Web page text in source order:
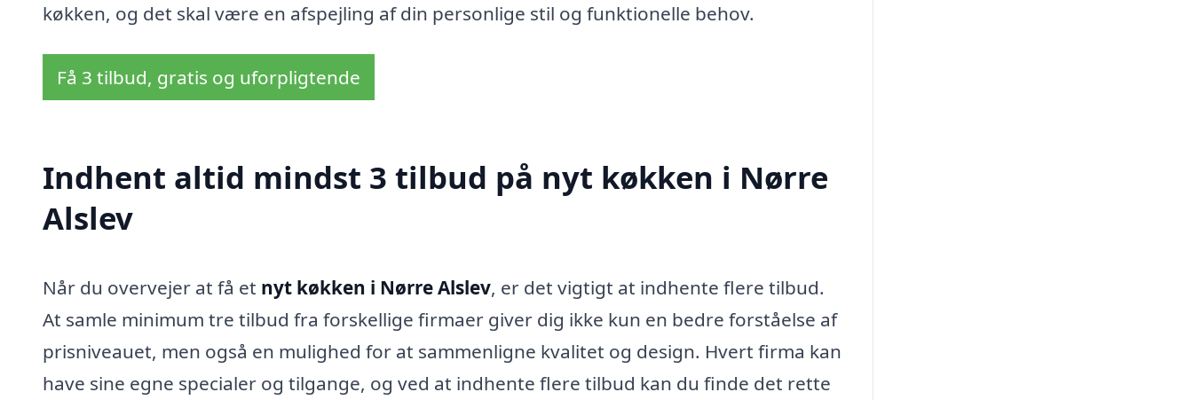
køkken, og det skal være en afspejling af din personlige stil og funktionelle behov.
Få 3 tilbud, gratis og uforpligtende
Indhent altid mindst 3 tilbud på nyt køkken i Nørre
Alslev
Når du overvejer at få et nyt køkken i Nørre Alslev, er det vigtigt at indhente flere tilbud.
At samle minimum tre tilbud fra forskellige firmaer giver dig ikke kun en bedre forståelse af
prisniveauet, men også en mulighed for at sammenligne kvalitet og design. Hvert firma kan
have sine egne specialer og tilgange, og ved at indhente flere tilbud kan du finde det rette